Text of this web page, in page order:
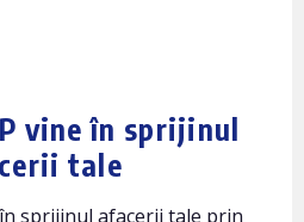
vine în sprijinul
tale
în sprijinul afacerii tale prin